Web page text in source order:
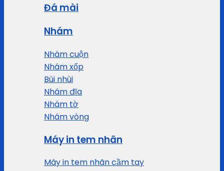
Đá mài
Nhám
Nhám cuộn
Nhám xốp
Bùi nhùi
Nhám đĩa
Nhám tờ
Nhám vòng
Máy in tem nhãn
Máy in tem nhãn cầm tay